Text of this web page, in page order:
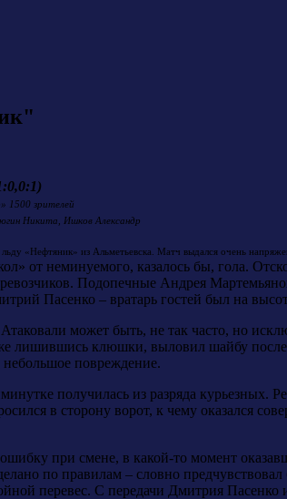
1500 зрителей
Никита, Ишков Александр
«Нефтяник» из Альметьевска. Матч выдался очень
от неминуемого, казалось бы, гола.
Подопечные Андрея
Пасенко – вратарь гостей был на
может быть, не так часто, но
лишившись клюшки, выловил шайбу
повреждение.
получилась из разряда курьезных.
в сторону ворот, к чему оказался
при смене, в какой-то момент
по правилам – словно
перевес. С передачи Дмитрия